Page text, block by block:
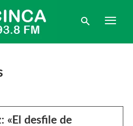
«El desfile de